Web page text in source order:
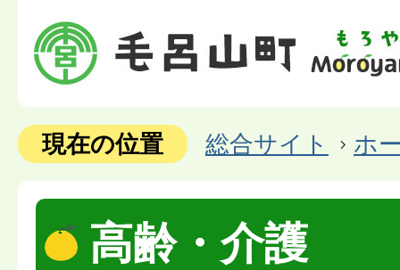
現在の位置 総合サイト ホ
高齢・介護